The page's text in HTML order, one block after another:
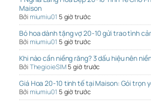
Maison
Bởi miumiu01 5 giờ trước
Bó hoa dành tặng vợ 20-10 gửi trao tình
Bởi miumiu01 5 giờ trước
Khi nào cần niềng răng? 3 dấu hiệu nên
Bởi ThegioieSIM 5 giờ trước
Giá Hoa 20-10 tinh tế tại Maison: Gói trọn
Bởi miumiu01 5 giờ trước